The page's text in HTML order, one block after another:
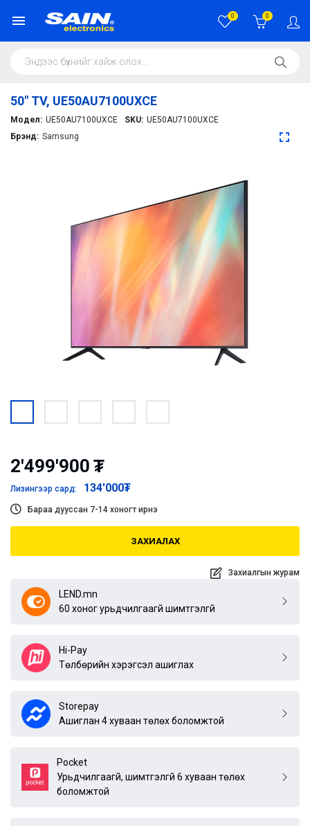
0 0
50" TV, UE50AU7100UXCE
Модел: UE50AU7100UXCE SKU: UE50AU7100UXCE
Брэнд: Samsung
2'499'900 ₮
Лизингээр сард: 134'000₮
Бараа дууссан 7-14 хоногт ирнэ
ЗАХИАЛАХ
Захиалгын журам
LEND.mn
60 хоног урьдчилгаагүй шимтгэлгүй
Hi-Pay
Төлбөрийн хэрэгсэл ашиглах
Storepay
Ашиглан 4 хуваан төлөх боломжтой
Pocket
Урьдчилгаагүй, шимтгэлгүй 6 хуваан төлөх
боломжтой